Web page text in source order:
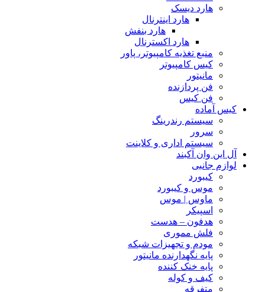
هارد دیسک
هارد اینترنال
هارد بنفش
هارد اکسترنال
منبع تغذیه کامپیوتر، پاور
کیس کامپیوتر
مانیتور
فن پردازنده
فن کیس
کیس آماده
سیستم رندرینگ
سرور
سیستم‌ اداری و کلاینت
آل این وان آکبند
لوازم جانبی
کیبورد
موس و کیبورد
ماوس | موس
اسپیکر
هدفون – هدست
فلش مموری
مودم و تجهیزات شبکه
پایه نگهدارنده مانیتور
پایه خنک کننده
کیف و کوله
متفرقه